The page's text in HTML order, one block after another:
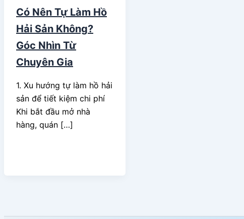
Có Nên Tự Làm Hồ
Hải Sản Không?
Góc Nhìn Từ
Chuyên Gia
1. Xu hướng tự làm hồ hải
sản để tiết kiệm chi phí
Khi bắt đầu mở nhà
hàng, quán […]